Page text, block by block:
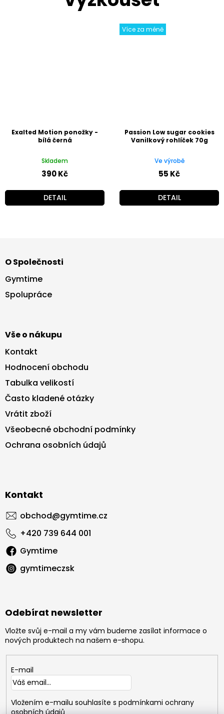
Exalted Motion ponožky -
bílá černá
Skladem
390 Kč
DETAIL
Více za méně
Passion Low sugar cookies
Vanilkový rohlíček 70g
Ve výrobě
55 Kč
DETAIL
p
a
O Společnosti
Gymtime
Spolupráce
Vše o nákupu
Kontakt
Hodnocení obchodu
Tabulka velikostí
Často kladené otázky
Vrátit zboží
Všeobecné obchodní podmínky
Ochrana osobních údajů
Kontakt
obchod@gymtime.cz
+420 739 644 001
Gymtime
gymtimeczsk
Odebírat newsletter
Vložte svůj e-mail a my vám budeme zasílat informace o
nových produktech na našem e-shopu.
E-mail
Vložením e-mailu souhlasíte s podmínkami ochrany
osobních údajů